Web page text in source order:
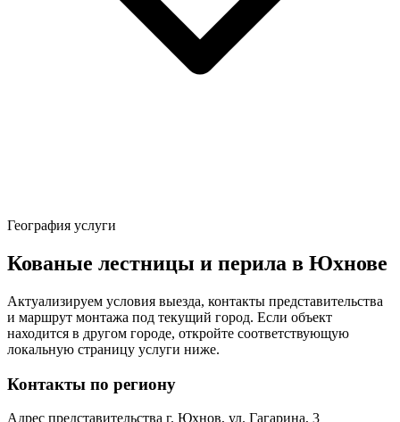
География услуги
Кованые лестницы и перила в Юхнове
Актуализируем условия выезда, контакты представительства
и маршрут монтажа под текущий город. Если объект
находится в другом городе, откройте соответствующую
локальную страницу услуги ниже.
Контакты по региону
Адрес представительства г. Юхнов, ул. Гагарина, 3